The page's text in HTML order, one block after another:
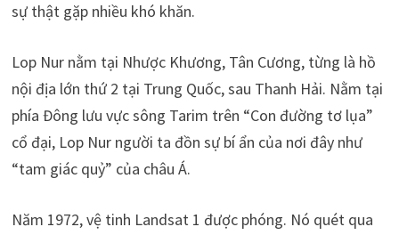
sự thật gặp nhiều khó khăn.
Lop Nur nằm tại Nhược Khương, Tân Cương, từng là hồ
nội địa lớn thứ 2 tại Trung Quốc, sau Thanh Hải. Nằm tại
phía Đông lưu vực sông Tarim trên “Con đường tơ lụa”
cổ đại, Lop Nur người ta đồn sự bí ẩn của nơi đây như
“tam giác quỷ” của châu Á.
Năm 1972, vệ tinh Landsat 1 được phóng. Nó quét qua